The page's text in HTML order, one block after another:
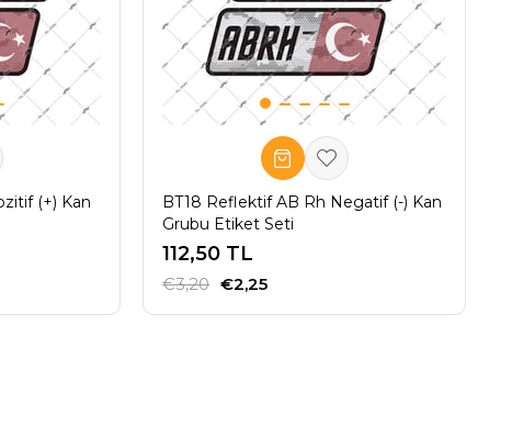
(+) Kan
BT18 Reflektif AB Rh Negatif (-) Kan
Grubu Etiket Seti
112,50 TL
€2,25
€3,20